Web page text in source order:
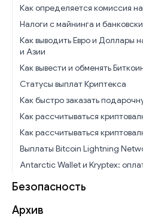
Как определяется комиссия
Налоги с майнинга и
Как выводить Евро и Доллары
и Азии
Как вывести и обменять
Статусы выплат Криптекса
Как быстро заказать
Как рассчитываться
Как рассчитываться
Выплаты Bitcoin Lightning
Antarctic Wallet и Kryptex:
Безопасность
Архив